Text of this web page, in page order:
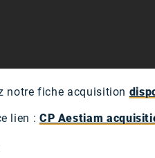
notre fiche acquisition
lien : CP Aestiam